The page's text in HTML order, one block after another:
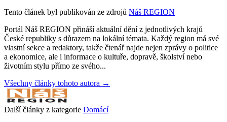
Tento článek byl publikován ze zdrojů Náš REGION
Portál Náš REGION přináší aktuální dění z jednotlivých krajů
České republiky s důrazem na lokální témata. Každý region má své
vlastní sekce a redaktory, takže čtenář najde nejen zprávy o politice
a ekonomice, ale i informace o kultuře, dopravě, školství nebo
životním stylu přímo ze svého...
Všechny články tohoto autora →
Další články z kategorie Domácí